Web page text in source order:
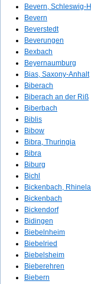
Bevern, Schleswig-
Bevern
Beverstedt
Beverungen
Bexbach
Beyernaumburg
Bias, Saxony-Anhalt
Biberach
Biberach an der Riß
Biberbach
Biblis
Bibow
Bibra, Thuringia
Bibra
Biburg
Bichl
Bickenbach,
Bickenbach
Bickendorf
Bidingen
Biebelnheim
Biebelried
Biebelsheim
Bieberehren
Biebern